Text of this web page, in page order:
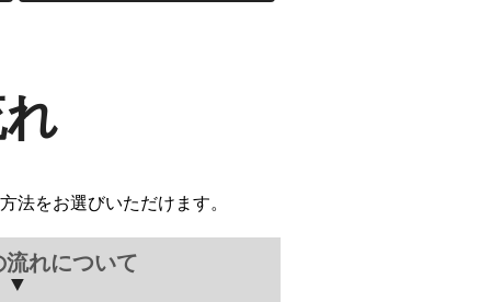
法をお選びいただけます。
れについて